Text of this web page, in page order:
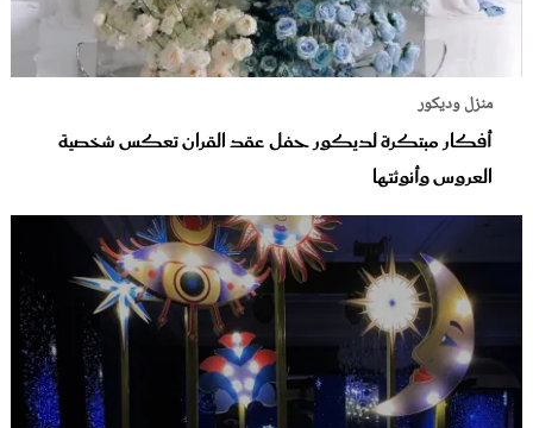
منزل وديكور
أفكار مبتكرة لديكور حفل عقد القران تعكس شخصية
العروس وأنوثتها